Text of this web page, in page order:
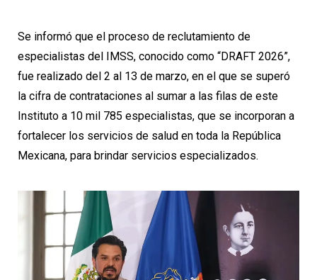
Se informó que el proceso de reclutamiento de
especialistas del IMSS, conocido como “DRAFT 2026”,
fue realizado del 2 al 13 de marzo, en el que se superó
la cifra de contrataciones al sumar a las filas de este
Instituto a 10 mil 785 especialistas, que se incorporan a
fortalecer los servicios de salud en toda la República
Mexicana, para brindar servicios especializados.